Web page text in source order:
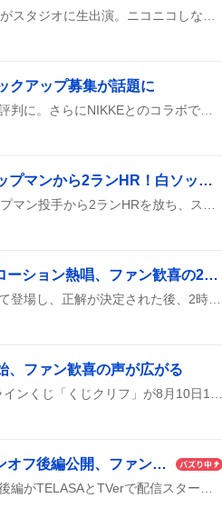
クアップ募集が話題に
チェイス・マイドロス、延長10回でチャップマンから2ランHR！白ソックス勝利に貢献、ファン歓喜の声
ハマダ歌謡祭でジェシーと田中樹がロコローション熱唱、ファン歓喜の2時間スペシャル
、ファン歓喜の声が広がる
「夏色の雲が恋と嵐をまきおこす」スピンオフ後編公開、ファンは「うれしい」「ドキドキ」感情爆発